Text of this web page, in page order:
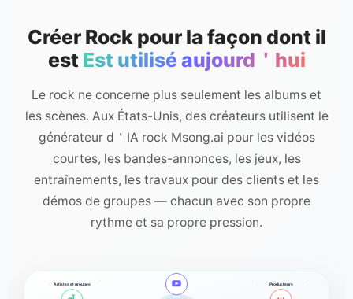
Créer Rock pour la façon dont il
est Est utilisé aujourd＇hui
Le rock ne concerne plus seulement les albums et
les scènes. Aux États-Unis, des créateurs utilisent le
générateur d＇IA rock Msong.ai pour les vidéos
courtes, les bandes-annonces, les jeux, les
entraînements, les travaux pour des clients et les
démos de groupes — chacun avec son propre
rythme et sa propre pression.
Artistes et groupes Producteurs